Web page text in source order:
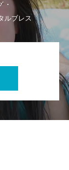
ルブレス